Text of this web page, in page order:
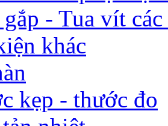
- Tua vít
khác
kẹp - thước đo